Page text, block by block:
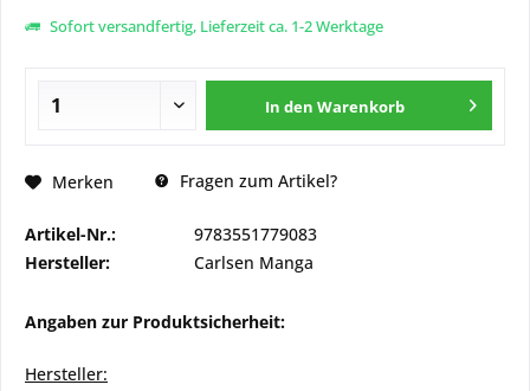
Sofort versandfertig, Lieferzeit ca. 1-2 Werktage
In den Warenkorb
Merken Fragen zum Artikel?
Artikel-Nr.:
9783551779083
Hersteller:
Carlsen Manga
Angaben zur Produktsicherheit:
Hersteller: